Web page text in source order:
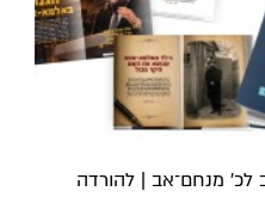
לכ’ מנחם־אב | להורדה